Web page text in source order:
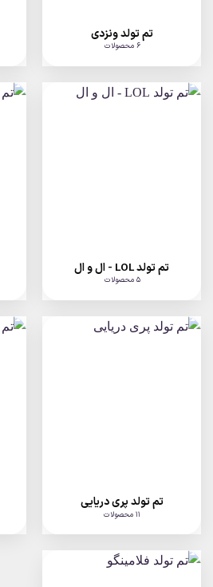
تم تولد ونزدی
6 محصولات
تم تولد LOL - ال و ال
5 محصولات
تم تولد پری دریایی
11 محصولات